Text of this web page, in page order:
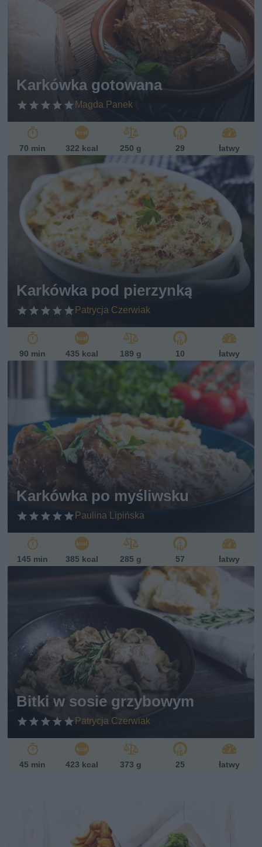
Karkówka gotowana
Magda Panek
70 min 322 kcal 250 g 29 łatwy
Karkówka pod pierzynką
Patrycja Czerwiak
90 min 435 kcal 189 g 10 łatwy
Karkówka po myśliwsku
Paulina Lipińska
145 min 385 kcal 285 g 57 łatwy
Bitki w sosie grzybowym
Patrycja Czerwiak
45 min 423 kcal 373 g 25 łatwy